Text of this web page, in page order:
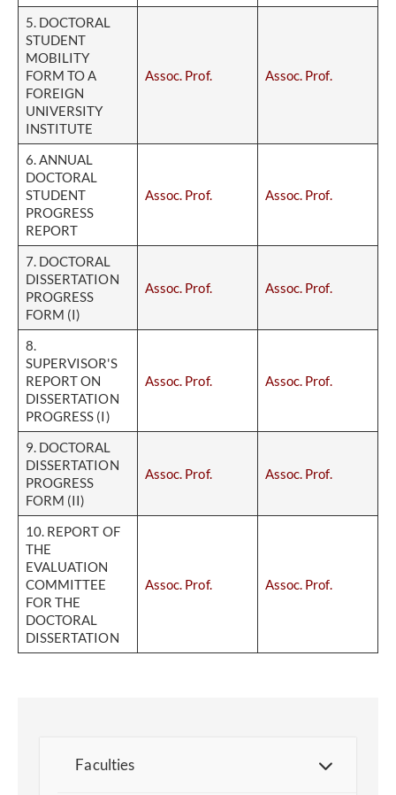
5. DOCTORAL
STUDENT
MOBILITY
FORM TO A
FOREIGN
UNIVERSITY
INSTITUTE
Assoc. Prof. Assoc. Prof.
6. ANNUAL
DOCTORAL
STUDENT
PROGRESS
REPORT
Assoc. Prof. Assoc. Prof.
7. DOCTORAL
DISSERTATION
PROGRESS
FORM (I)
Assoc. Prof. Assoc. Prof.
8.
SUPERVISOR'S
REPORT ON
DISSERTATION
PROGRESS (I)
Assoc. Prof. Assoc. Prof.
9. DOCTORAL
DISSERTATION
PROGRESS
FORM (II)
Assoc. Prof. Assoc. Prof.
10. REPORT OF
THE
EVALUATION
COMMITTEE
FOR THE
DOCTORAL
DISSERTATION
Assoc. Prof. Assoc. Prof.
Faculties